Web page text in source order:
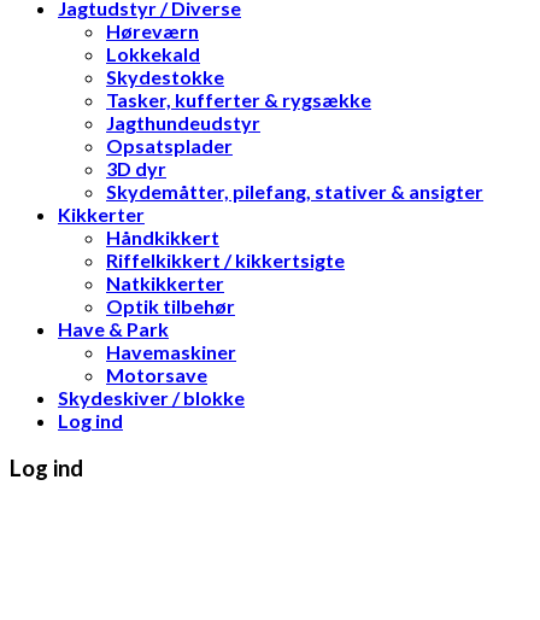
Jagtudstyr / Diverse
Høreværn
Lokkekald
Skydestokke
Tasker, kufferter & rygsække
Jagthundeudstyr
Opsatsplader
3D dyr
Skydemåtter, pilefang, stativer & ansigter
Kikkerter
Håndkikkert
Riffelkikkert / kikkertsigte
Natkikkerter
Optik tilbehør
Have & Park
Havemaskiner
Motorsave
Skydeskiver / blokke
Log ind
Log ind